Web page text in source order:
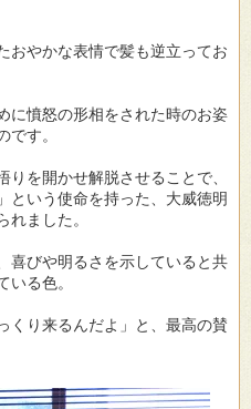
おやかな表情で髪も逆立ってお
に憤怒の形相をされた時のお姿
す。
を開かせ解脱させることで、
という使命を持った、大威徳明
ました。
喜びや明るさを示していると共
る色。
くり来るんだよ」と、最高の賛